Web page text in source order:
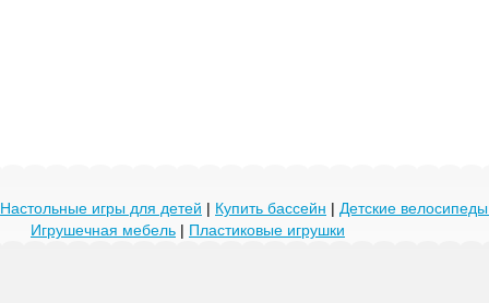
Настольные игры для детей | Купить бассейн | Детские велосипеды
Игрушечная мебель | Пластиковые игрушки